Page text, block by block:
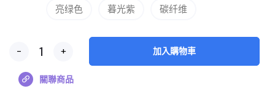
亮绿色
暮光紫 碳纤维
- + 加入購物車
關聯商品